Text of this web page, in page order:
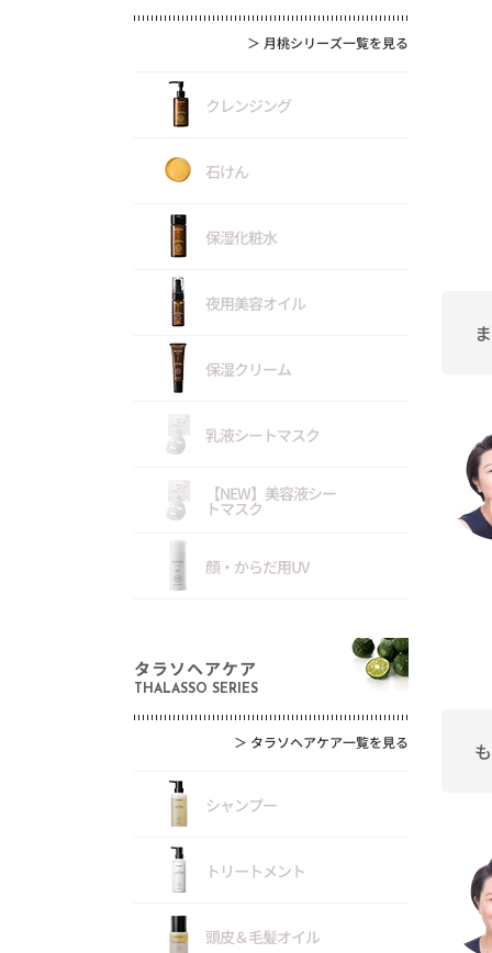
＞ 月桃シリーズ一覧を見る
クレンジング
石けん
保湿化粧水
夜用美容オイル
保湿クリーム
乳液シートマスク
【NEW】美容液シー
トマスク
顔・からだ用UV
タラソヘアケア
THALASSO SERIES
＞ タラソヘアケア一覧を見る
シャンプー
トリートメント
頭皮＆毛髪オイル